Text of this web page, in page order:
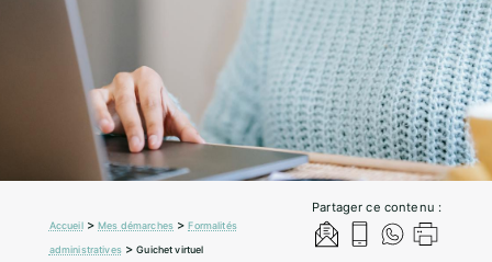
Partager ce contenu :
Accueil>Mes démarches >Formalités
administratives>Guichet virtuel